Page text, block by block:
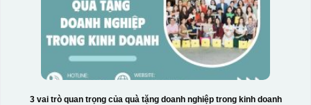
3 vai trò quan trọng của quà tặng doanh nghiệp trong kinh doanh